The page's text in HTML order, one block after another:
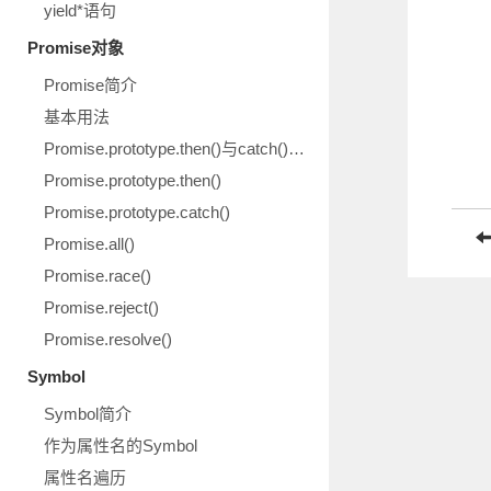
yield*语句
Promise对象
Promise简介
基本用法
Promise.prototype.then()与catch()示意图
Promise.prototype.then()
Promise.prototype.catch()
Promise.all()
Promise.race()
Promise.reject()
Promise.resolve()
Symbol
Symbol简介
作为属性名的Symbol
属性名遍历